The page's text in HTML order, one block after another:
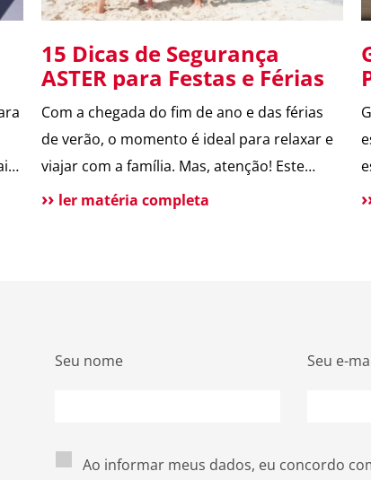
15 Dicas de Segurança
ASTER para Festas e Férias
Com a chegada do fim de ano e das férias
de verão, o momento é ideal para relaxar e
viajar com a família. Mas, atenção! Este
período também é marcado por um
ler matéria completa
Seu nome Seu e-
Ao informar meus dados, eu concordo